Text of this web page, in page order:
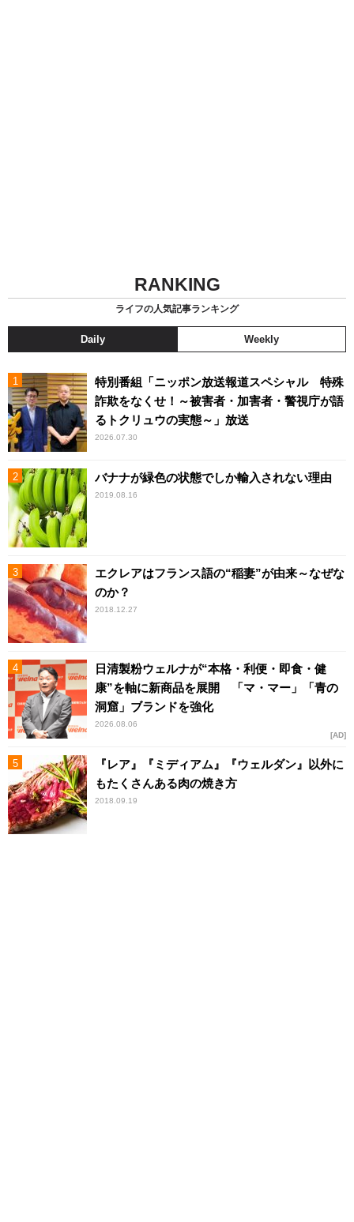
RANKING
ライフの人気記事ランキング
Daily Weekly
特別番組「ニッポン放送報道スペシャル 特殊
詐欺をなくせ！～被害者・加害者・警視庁が語
るトクリュウの実態～」放送
2026.07.30
バナナが緑色の状態でしか輸入されない理由
2019.08.16
エクレアはフランス語の“稲妻”が由来～なぜな
のか？
2018.12.27
日清製粉ウェルナが“本格・利便・即食・健
康”を軸に新商品を展開 「マ・マー」「青の
洞窟」ブランドを強化
2026.08.06
AD
『レア』『ミディアム』『ウェルダン』以外に
もたくさんある肉の焼き方
2018.09.19